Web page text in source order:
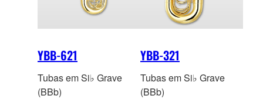
YBB-621
Tubas em Si♭ Grave
(BBb)
YBB-321
Tubas em Si♭ Grave
(BBb)